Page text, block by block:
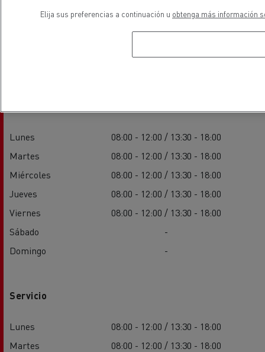
Lunes
08:00 - 12:00 / 13:30 - 18:00
Martes
08:00 - 12:00 / 13:30 - 18:00
Miércoles
08:00 - 12:00 / 13:30 - 18:00
Jueves
08:00 - 12:00 / 13:30 - 18:00
Viernes
08:00 - 12:00 / 13:30 - 18:00
Sábado
-
Domingo
-
Servicio
Lunes
08:00 - 12:00 / 13:30 - 18:00
Martes
08:00 - 12:00 / 13:30 - 18:00
Elija sus preferencias a continuación u obtenga más información